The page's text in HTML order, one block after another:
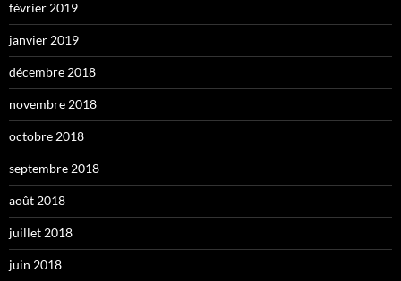
février 2019
janvier 2019
décembre 2018
novembre 2018
octobre 2018
septembre 2018
août 2018
juillet 2018
juin 2018